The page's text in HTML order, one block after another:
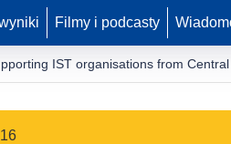
Filmy i podcasty
IST organisations from